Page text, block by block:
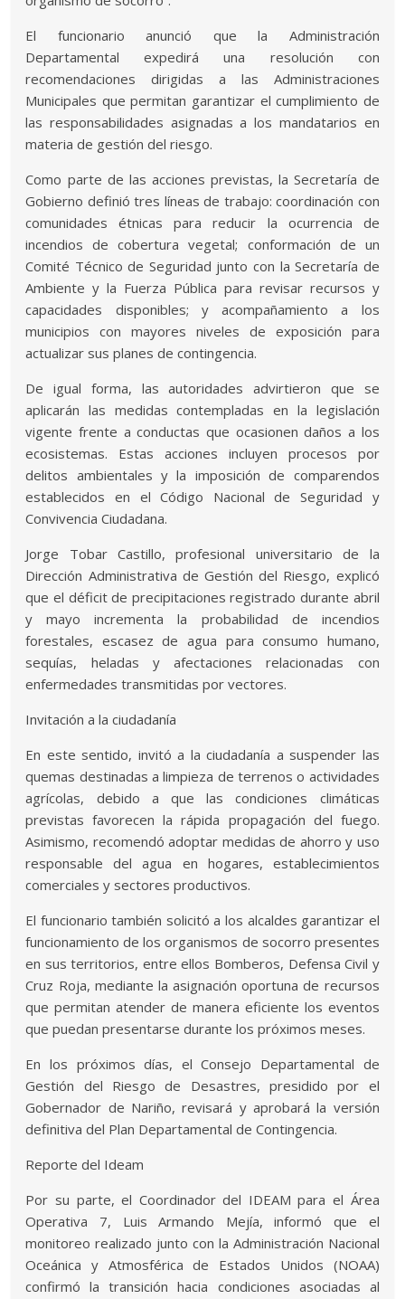
El funcionario anunció que la Administración
Departamental expedirá una resolución con
recomendaciones dirigidas a las Administraciones
Municipales que permitan garantizar el cumplimiento de
las responsabilidades asignadas a los mandatarios en
materia de gestión del riesgo.
Como parte de las acciones previstas, la Secretaría de
Gobierno definió tres líneas de trabajo: coordinación con
comunidades étnicas para reducir la ocurrencia de
incendios de cobertura vegetal; conformación de un
Comité Técnico de Seguridad junto con la Secretaría de
Ambiente y la Fuerza Pública para revisar recursos y
capacidades disponibles; y acompañamiento a los
municipios con mayores niveles de exposición para
actualizar sus planes de contingencia.
De igual forma, las autoridades advirtieron que se
aplicarán las medidas contempladas en la legislación
vigente frente a conductas que ocasionen daños a los
ecosistemas. Estas acciones incluyen procesos por
delitos ambientales y la imposición de comparendos
establecidos en el Código Nacional de Seguridad y
Convivencia Ciudadana.
Jorge Tobar Castillo, profesional universitario de la
Dirección Administrativa de Gestión del Riesgo, explicó
que el déficit de precipitaciones registrado durante abril
y mayo incrementa la probabilidad de incendios
forestales, escasez de agua para consumo humano,
sequías, heladas y afectaciones relacionadas con
enfermedades transmitidas por vectores.
Invitación a la ciudadanía
En este sentido, invitó a la ciudadanía a suspender las
quemas destinadas a limpieza de terrenos o actividades
agrícolas, debido a que las condiciones climáticas
previstas favorecen la rápida propagación del fuego.
Asimismo, recomendó adoptar medidas de ahorro y uso
responsable del agua en hogares, establecimientos
comerciales y sectores productivos.
El funcionario también solicitó a los alcaldes garantizar el
funcionamiento de los organismos de socorro presentes
en sus territorios, entre ellos Bomberos, Defensa Civil y
Cruz Roja, mediante la asignación oportuna de recursos
que permitan atender de manera eficiente los eventos
que puedan presentarse durante los próximos meses.
En los próximos días, el Consejo Departamental de
Gestión del Riesgo de Desastres, presidido por el
Gobernador de Nariño, revisará y aprobará la versión
definitiva del Plan Departamental de Contingencia.
Reporte del Ideam
Por su parte, el Coordinador del IDEAM para el Área
Operativa 7, Luis Armando Mejía, informó que el
monitoreo realizado junto con la Administración Nacional
Oceánica y Atmosférica de Estados Unidos (NOAA)
confirmó la transición hacia condiciones asociadas al